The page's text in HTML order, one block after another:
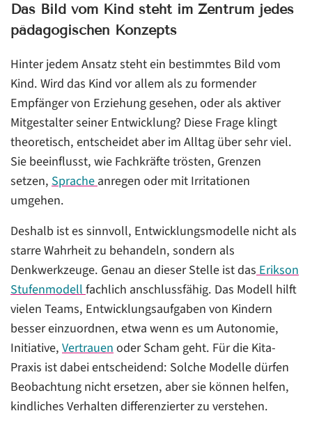
Das Bild vom Kind steht im Zentrum jedes
pädagogischen Konzepts
Hinter jedem Ansatz steht ein bestimmtes Bild vom
Kind. Wird das Kind vor allem als zu formender
Empfänger von Erziehung gesehen, oder als aktiver
Mitgestalter seiner Entwicklung? Diese Frage klingt
theoretisch, entscheidet aber im Alltag über sehr viel.
Sie beeinflusst, wie Fachkräfte trösten, Grenzen
setzen,Spracheanregen oder mit Irritationen
umgehen.
Deshalb ist es sinnvoll, Entwicklungsmodelle nicht als
starre Wahrheit zu behandeln, sondern als
Denkwerkzeuge. Genau an dieser Stelle ist dasErikson
Stufenmodellfachlich anschlussfähig. Das Modell hilft
vielen Teams, Entwicklungsaufgaben von Kindern
besser einzuordnen, etwa wenn es um Autonomie,
Initiative,Vertrauenoder Scham geht. Für die Kita-
Praxis ist dabei entscheidend: Solche Modelle dürfen
Beobachtung nicht ersetzen, aber sie können helfen,
kindliches Verhalten differenzierter zu verstehen.